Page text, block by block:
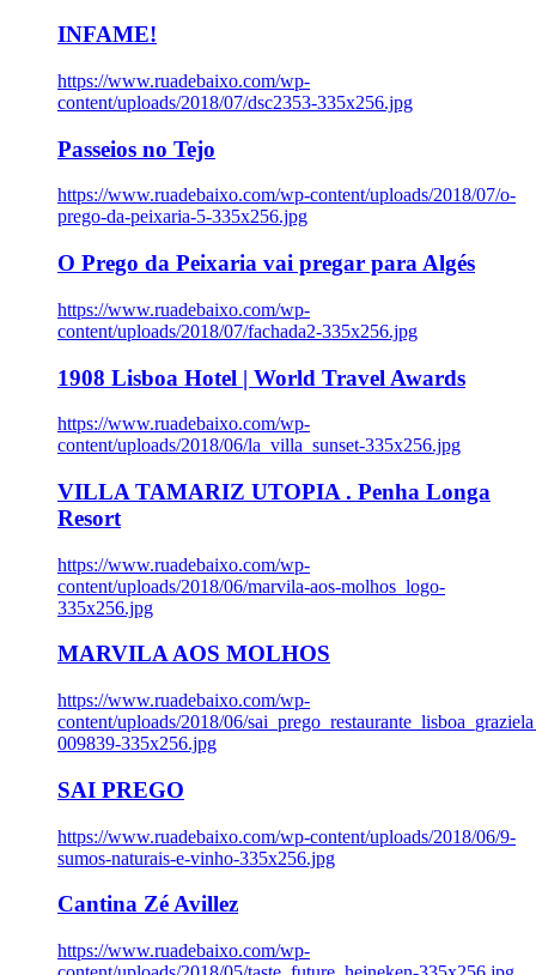
INFAME!
https://www.ruadebaixo.com/wp-
content/uploads/2018/07/dsc2353-335x256.jpg
Passeios no Tejo
https://www.ruadebaixo.com/wp-content/uploads/2018/07/o-
prego-da-peixaria-5-335x256.jpg
O Prego da Peixaria vai pregar para Algés
https://www.ruadebaixo.com/wp-
content/uploads/2018/07/fachada2-335x256.jpg
1908 Lisboa Hotel | World Travel Awards
https://www.ruadebaixo.com/wp-
content/uploads/2018/06/la_villa_sunset-335x256.jpg
VILLA TAMARIZ UTOPIA . Penha Longa
Resort
https://www.ruadebaixo.com/wp-
content/uploads/2018/06/marvila-aos-molhos_logo-
335x256.jpg
MARVILA AOS MOLHOS
https://www.ruadebaixo.com/wp-
content/uploads/2018/06/
009839-335x256.jpg
SAI PREGO
https://www.ruadebaixo.com/wp-content/uploads/2018/06/9-
sumos-naturais-e-vinho-335x256.jpg
Cantina Zé Avillez
https://www.ruadebaixo.com/wp-